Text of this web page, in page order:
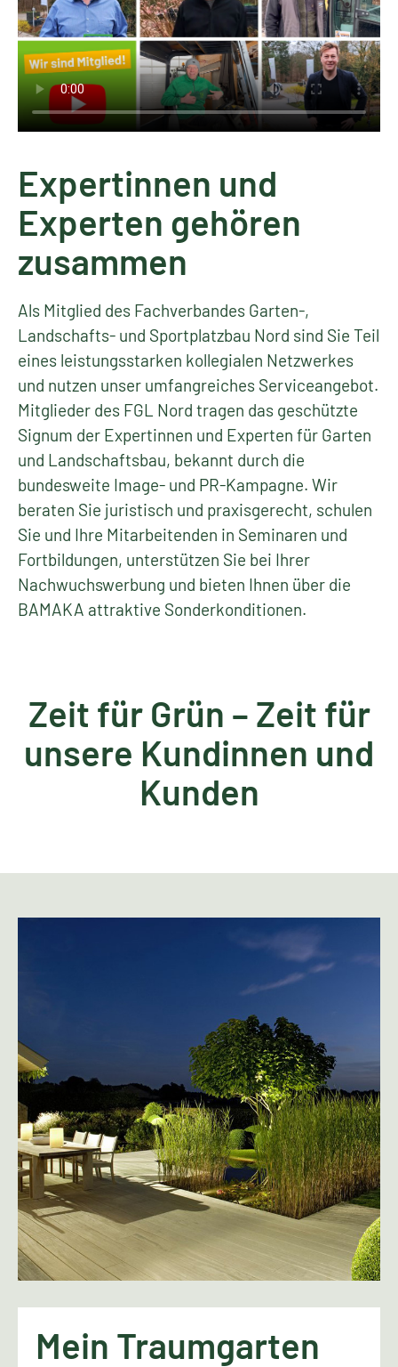
Expertinnen und
Experten gehören
zusammen
Als Mitglied des Fachverbandes Garten-,
Landschafts- und Sportplatzbau Nord sind Sie Teil
eines leistungsstarken kollegialen Netzwerkes
und nutzen unser umfangreiches Serviceangebot.
Mitglieder des FGL Nord tragen das geschützte
Signum der Expertinnen und Experten für Garten
und Landschaftsbau, bekannt durch die
bundesweite Image- und PR-Kampagne. Wir
beraten Sie juristisch und praxisgerecht, schulen
Sie und Ihre Mitarbeitenden in Seminaren und
Fortbildungen, unterstützen Sie bei Ihrer
Nachwuchswerbung und bieten Ihnen über die
BAMAKA attraktive Sonderkonditionen.
Zeit für Grün – Zeit für
unsere Kundinnen und
Kunden
Mein Traumgarten